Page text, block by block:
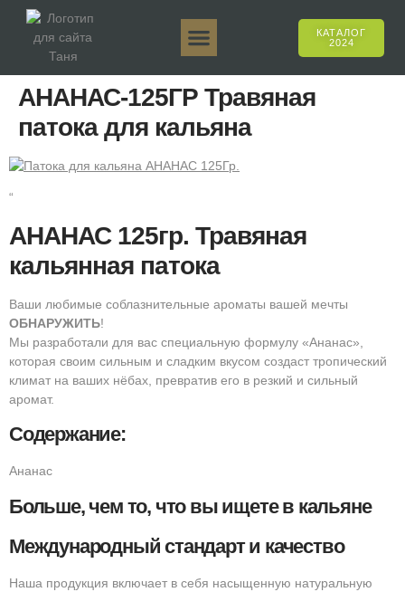
КАТАЛОГ
2024
АНАНАС-125ГР Травяная
патока для кальяна
“
АНАНАС 125гр. Травяная
кальянная патока
Ваши любимые соблазнительные ароматы вашей мечты
ОБНАРУЖИТЬ!
Мы разработали для вас специальную формулу «Ананас»,
которая своим сильным и сладким вкусом создаст тропический
климат на ваших нёбах, превратив его в резкий и сильный
аромат.
Содержание:
Ананас
Больше, чем то, что вы ищете в кальяне
Международный стандарт и качество
Наша продукция включает в себя насыщенную натуральную